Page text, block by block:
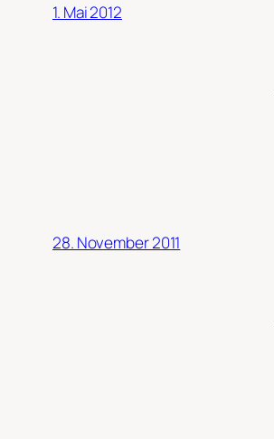
1. Mai 2012
28. November 2011